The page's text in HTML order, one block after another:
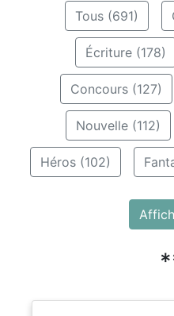
Tous (691)
Écriture (178)
Concours (127)
Nouvelle (112)
Héros (102)